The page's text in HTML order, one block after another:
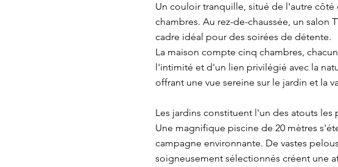
Un couloir tranquille, situé de l'autre
chambres. Au rez-de-chaussée, un salon
cadre idéal pour des soirées de détente.
La maison compte cinq chambres,
l'intimité et d'un lien privilégié avec la
offrant une vue sereine sur le jardin et la
Les jardins constituent l'un des atouts
Une magnifique piscine de 20 mètres
campagne environnante. De vastes
soigneusement sélectionnés créent une